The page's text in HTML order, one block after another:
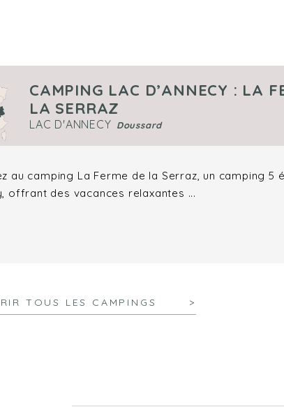
CAMPING LAC D’ANNECY : LA
LA SERRAZ
LAC D'ANNECY Doussard
au camping La Ferme de la Serraz, un camping 5
offrant des vacances relaxantes ...
TOUS LES CAMPINGS